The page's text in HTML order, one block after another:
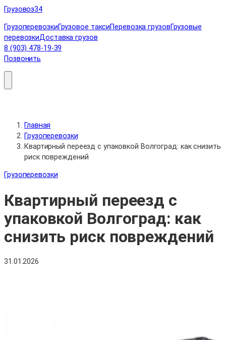
Перейти
содержимому
Грузовоз34
ГрузоперевозкиГрузовое таксиПеревозка грузовГрузовые
перевозкиДоставка грузов
8 (903) 478-19-39
Позвонить
Главная
Грузоперевозки
Квартирный переезд с упаковкой Волгоград: как снизить
риск повреждений
Грузоперевозки
Квартирный переезд с
упаковкой Волгоград: как
снизить риск повреждений
31.01.2026